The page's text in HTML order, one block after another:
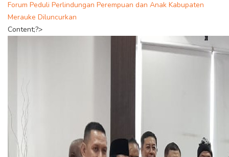
Forum Peduli Perlindungan Perempuan dan Anak Kabupaten
Merauke Diluncurkan
Content;?>